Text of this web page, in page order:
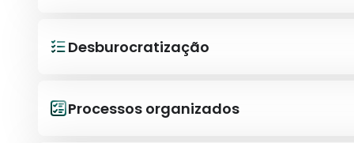
Desburocratização
Processos organizados